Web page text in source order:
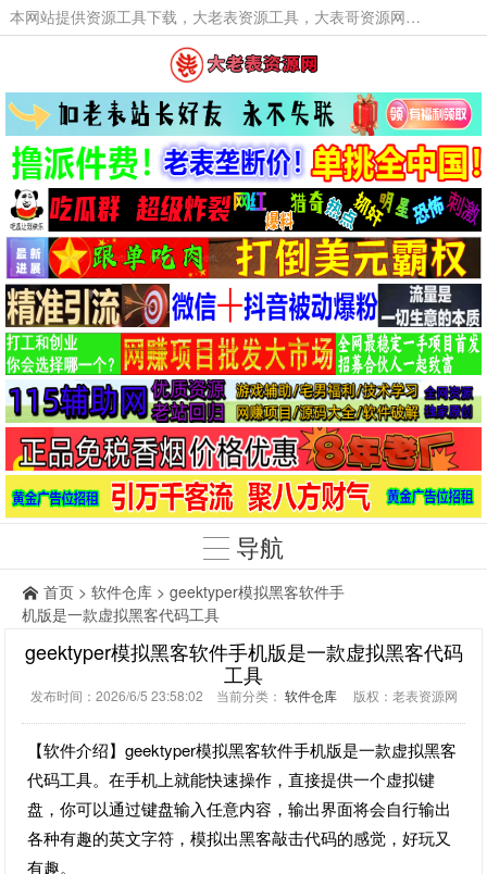
本网站提供资源工具下载，大老表资源工具，大表哥资源网软件工具，大老表资源下载，活动线报福利资源分享,活动线报，大型网游经典游戏，网络热门技术游戏辅助交流与分享。
导航
首页 > 软件仓库 > geektyper模拟黑客软件手
机版是一款虚拟黑客代码工具
geektyper模拟黑客软件手机版是一款虚拟黑客代码
工具
发布时间：2026/6/5 23:58:02 当前分类： 软件仓库版权：老表资源网
【软件介绍】geektyper模拟黑客软件手机版是一款虚拟黑客
代码工具。在手机上就能快速操作，直接提供一个虚拟键
盘，你可以通过键盘输入任意内容，输出界面将会自行输出
各种有趣的英文字符，模拟出黑客敲击代码的感觉，好玩又
有趣。